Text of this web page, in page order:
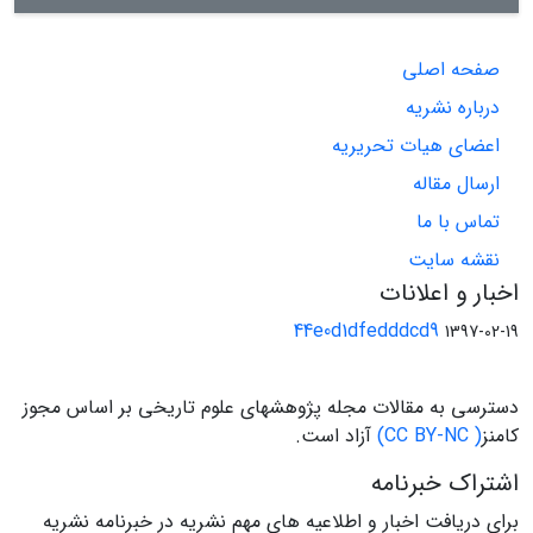
اساس کهن‌ترین یا معتبرترین نسخه‌های خطی متون اسلامی،
مسیر شناسایی و مورد ارزیابی قرار گرفته است
صفحه اصلی
درباره نشریه
اعضای هیات تحریریه
ارسال مقاله
تماس با ما
نقشه سایت
اخبار و اعلانات
44e0d1dfedddcd9 1397-02-19
دسترسی به مقالات مجله پژوهشهای علوم تاریخی بر اساس مجوز
کامنز( CC BY-NC) آزاد است.
اشتراک خبرنامه
برای دریافت اخبار و اطلاعیه های مهم نشریه در خبرنامه نشریه